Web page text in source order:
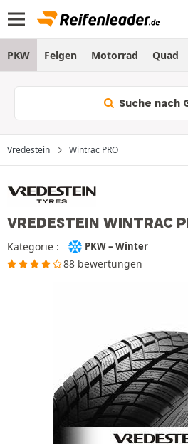
PKW Felgen Motorrad Quad
Suche nach
Vredestein Wintrac PRO
VREDESTEIN WINTRAC
Kategorie : PKW – Winter
88 bewertungen